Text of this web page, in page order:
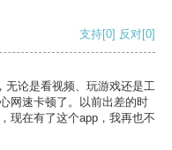
支持[0] 反对[0]
无论是看视频、玩游戏还是工
网速卡顿了。以前出差的时
现在有了这个app，我再也不